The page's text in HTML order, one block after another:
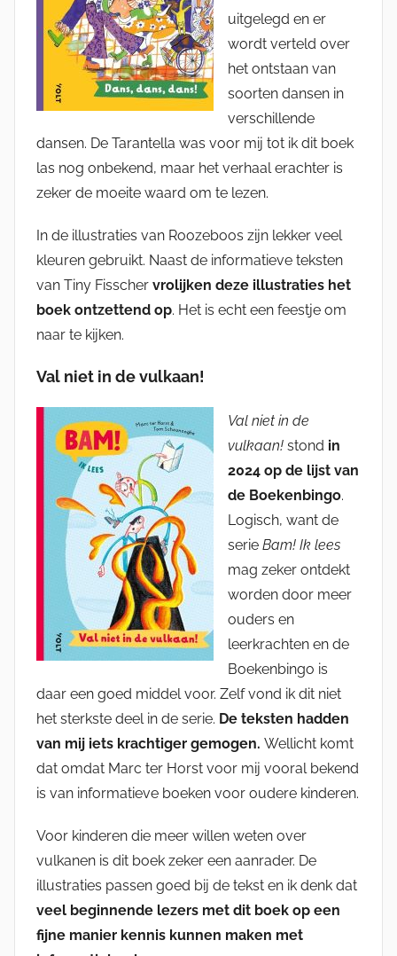
uitgelegd en er
wordt verteld over
het ontstaan van
soorten dansen in
verschillende
dansen. De Tarantella was voor mij tot ik dit boek
las nog onbekend, maar het verhaal erachter is
zeker de moeite waard om te lezen.
In de illustraties van Roozeboos zijn lekker veel
kleuren gebruikt. Naast de informatieve teksten
van Tiny Fisscher vrolijken deze illustraties het
boek ontzettend op. Het is echt een feestje om
naar te kijken.
Val niet in de vulkaan!
Val niet in de
vulkaan! stond in
2024 op de lijst van
de Boekenbingo.
Logisch, want de
serie Bam! Ik lees
mag zeker ontdekt
worden door meer
ouders en
leerkrachten en de
Boekenbingo is
daar een goed middel voor. Zelf vond ik dit niet
het sterkste deel in de serie. De teksten hadden
van mij iets krachtiger gemogen. Wellicht komt
dat omdat Marc ter Horst voor mij vooral bekend
is van informatieve boeken voor oudere kinderen.
Voor kinderen die meer willen weten over
vulkanen is dit boek zeker een aanrader. De
illustraties passen goed bij de tekst en ik denk dat
veel beginnende lezers met dit boek op een
fijne manier kennis kunnen maken met